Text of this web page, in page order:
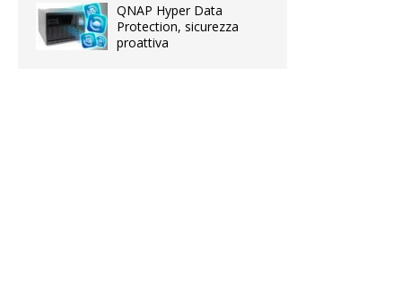
QNAP Hyper Data
Protection, sicurezza
proattiva